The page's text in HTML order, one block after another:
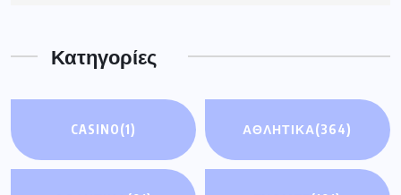
Κατηγορίες
CASINO(1) ΑΘΛΗΤΙΚΑ(364)